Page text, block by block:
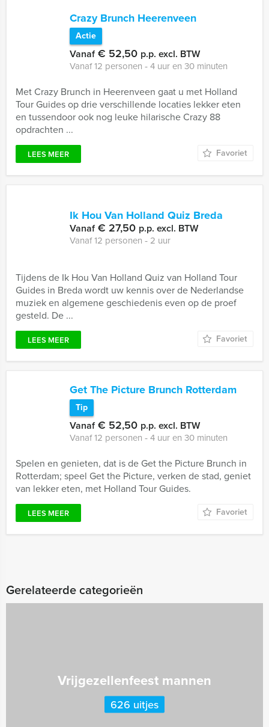
Crazy Brunch Heerenveen
Actie
Vanaf€ 52,50 p.p. excl. BTW
Vanaf 12 personen ‐ 4 uur en 30 minuten
Met Crazy Brunch in Heerenveen gaat u met Holland
Tour Guides op drie verschillende locaties lekker eten
en tussendoor ook nog leuke hilarische Crazy 88
opdrachten ...
LEES MEER Favoriet
Ik Hou Van Holland Quiz Breda
Vanaf€ 27,50 p.p. excl. BTW
Vanaf 12 personen ‐ 2 uur
Tijdens de Ik Hou Van Holland Quiz van Holland Tour
Guides in Breda wordt uw kennis over de Nederlandse
muziek en algemene geschiedenis even op de proef
gesteld. De ...
LEES MEER Favoriet
Get The Picture Brunch Rotterdam
Tip
Vanaf€ 52,50 p.p. excl. BTW
Vanaf 12 personen ‐ 4 uur en 30 minuten
Spelen en genieten, dat is de Get the Picture Brunch in
Rotterdam; speel Get the Picture, verken de stad, geniet
van lekker eten, met Holland Tour Guides.
LEES MEER Favoriet
Gerelateerde categorieën
Vrijgezellenfeest mannen
626 uitjes